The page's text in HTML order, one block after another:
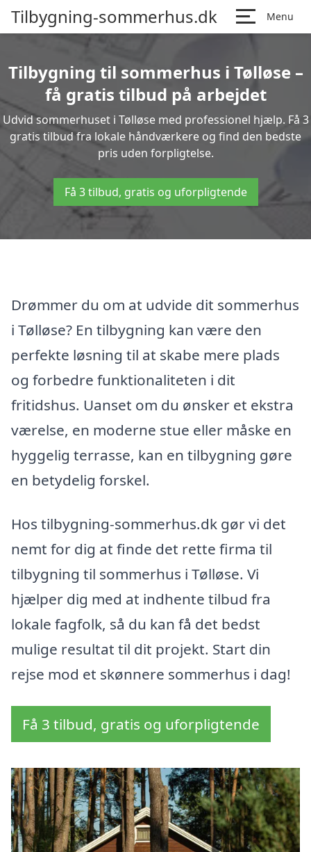
Tilbygning-sommerhus.dk Menu
Tilbygning til sommerhus i Tølløse –
få gratis tilbud på arbejdet
Udvid sommerhuset i Tølløse med professionel hjælp. Få 3
gratis tilbud fra lokale håndværkere og find den bedste
pris uden forpligtelse.
Få 3 tilbud, gratis og uforpligtende
Drømmer du om at udvide dit sommerhus
i Tølløse? En tilbygning kan være den
perfekte løsning til at skabe mere plads
og forbedre funktionaliteten i dit
fritidshus. Uanset om du ønsker et ekstra
værelse, en moderne stue eller måske en
hyggelig terrasse, kan en tilbygning gøre
en betydelig forskel.
Hos tilbygning-sommerhus.dk gør vi det
nemt for dig at finde det rette firma til
tilbygning til sommerhus i Tølløse. Vi
hjælper dig med at indhente tilbud fra
lokale fagfolk, så du kan få det bedst
mulige resultat til dit projekt. Start din
rejse mod et skønnere sommerhus i dag!
Få 3 tilbud, gratis og uforpligtende